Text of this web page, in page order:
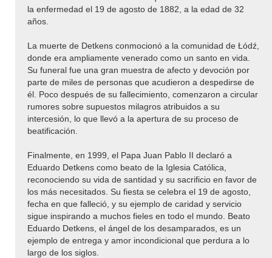
la enfermedad el 19 de agosto de 1882, a la edad de 32
años.
La muerte de Detkens conmocionó a la comunidad de Łódź,
donde era ampliamente venerado como un santo en vida.
Su funeral fue una gran muestra de afecto y devoción por
parte de miles de personas que acudieron a despedirse de
él. Poco después de su fallecimiento, comenzaron a circular
rumores sobre supuestos milagros atribuidos a su
intercesión, lo que llevó a la apertura de su proceso de
beatificación.
Finalmente, en 1999, el Papa Juan Pablo II declaró a
Eduardo Detkens como beato de la Iglesia Católica,
reconociendo su vida de santidad y su sacrificio en favor de
los más necesitados. Su fiesta se celebra el 19 de agosto,
fecha en que falleció, y su ejemplo de caridad y servicio
sigue inspirando a muchos fieles en todo el mundo. Beato
Eduardo Detkens, el ángel de los desamparados, es un
ejemplo de entrega y amor incondicional que perdura a lo
largo de los siglos.